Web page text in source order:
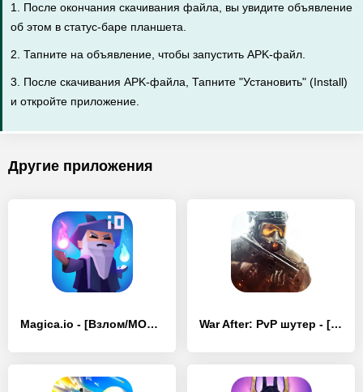
1. После окончания скачивания файла, вы увидите объявление
об этом в статус-баре планшета.
2. Тапните на объявление, чтобы запустить APK-файл.
3. После скачивания APK-файла, Тапните "Установить" (Install)
и откройте приложение.
Другие приложения
Magica.io - [Взлом/МОД Меню] War After: PvP шутер - [Взлом/МОД Все открыто]